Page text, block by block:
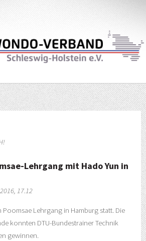
Lehrgang mit Hado Yun in
17.12
Poomsae Lehrgang in Hamburg statt. Die
konnten DTU-Bundestrainer Technik
gewinnen.